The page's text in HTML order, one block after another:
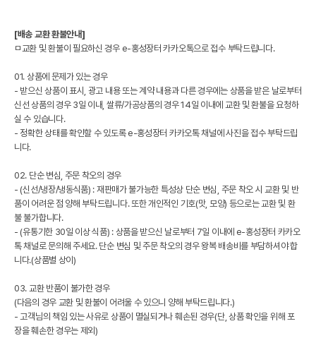
[배송 교환 환불안내]
ㅁ교환 및 환불이 필요하신 경우 e-홍성장터 카카오톡으로 접수 부탁드립니다.
01. 상품에 문제가 있는 경우
- 받으신 상품이 표시, 광고 내용 또는 계약 내용과 다른 경우에는 상품을 받은 날로부터
신선 상품의 경우 3일 이내, 쌀류/가공상품의 경우 14일 이내에 교환 및 환불을 요청하
실 수 있습니다.
- 정확한 상태를 확인할 수 있도록 e-홍성장터 카카오톡 채널에 사진을 접수 부탁드립
니다.
02. 단순 변심, 주문 착오의 경우
- (신선/냉장/냉동식품) : 재판매가 불가능한 특성상 단순 변심, 주문 착오 시 교환 및 반
품이 어려운 점 양해 부탁드립니다. 또한 개인적인 기호(맛, 모양) 등으로는 교환 및 환
불 불가합니다.
- (유통기한 30일 이상 식품) : 상품을 받으신 날로부터 7일 이내에 e-홍성장터 카카오
톡 채널로 문의해 주세요. 단순 변심 및 주문 착오의 경우 왕복 배송비를 부담하셔야 합
니다.(상품별 상이)
03. 교환 반품이 불가한 경우
(다음의 경우 교환 및 환불이 어려울 수 있으니 양해 부탁드립니다.)
- 고객님의 책임 있는 사유로 상품이 멸실되거나 훼손된 경우(단, 상품 확인을 위해 포
장을 훼손한 경우는 제외)